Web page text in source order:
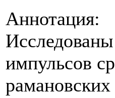
Аннотация:
импульсов